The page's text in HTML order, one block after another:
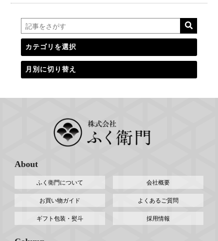
About
ふく衛門について 会社概要
お買い物ガイド よくあるご質問
ギフト包装・熨斗 採用情報